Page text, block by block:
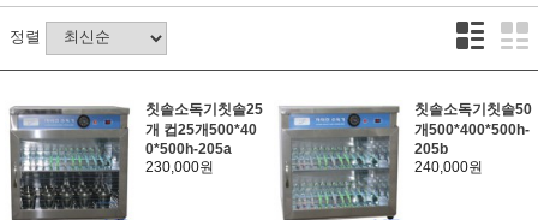
정렬
칫솔소독기칫솔25
개 컵25개500*40
0*500h-205a
230,000원
칫솔소독기칫솔50
개500*400*500h-
205b
240,000원